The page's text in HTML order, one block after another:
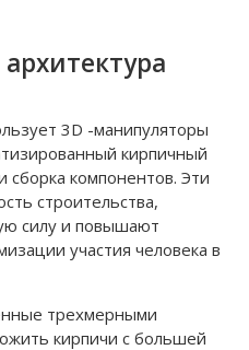
3D -манипуляторы
кирпичный
сборка компонентов. Эти
строительства,
силу и повышают
участия человека в
трехмерными
кирпичи с большей